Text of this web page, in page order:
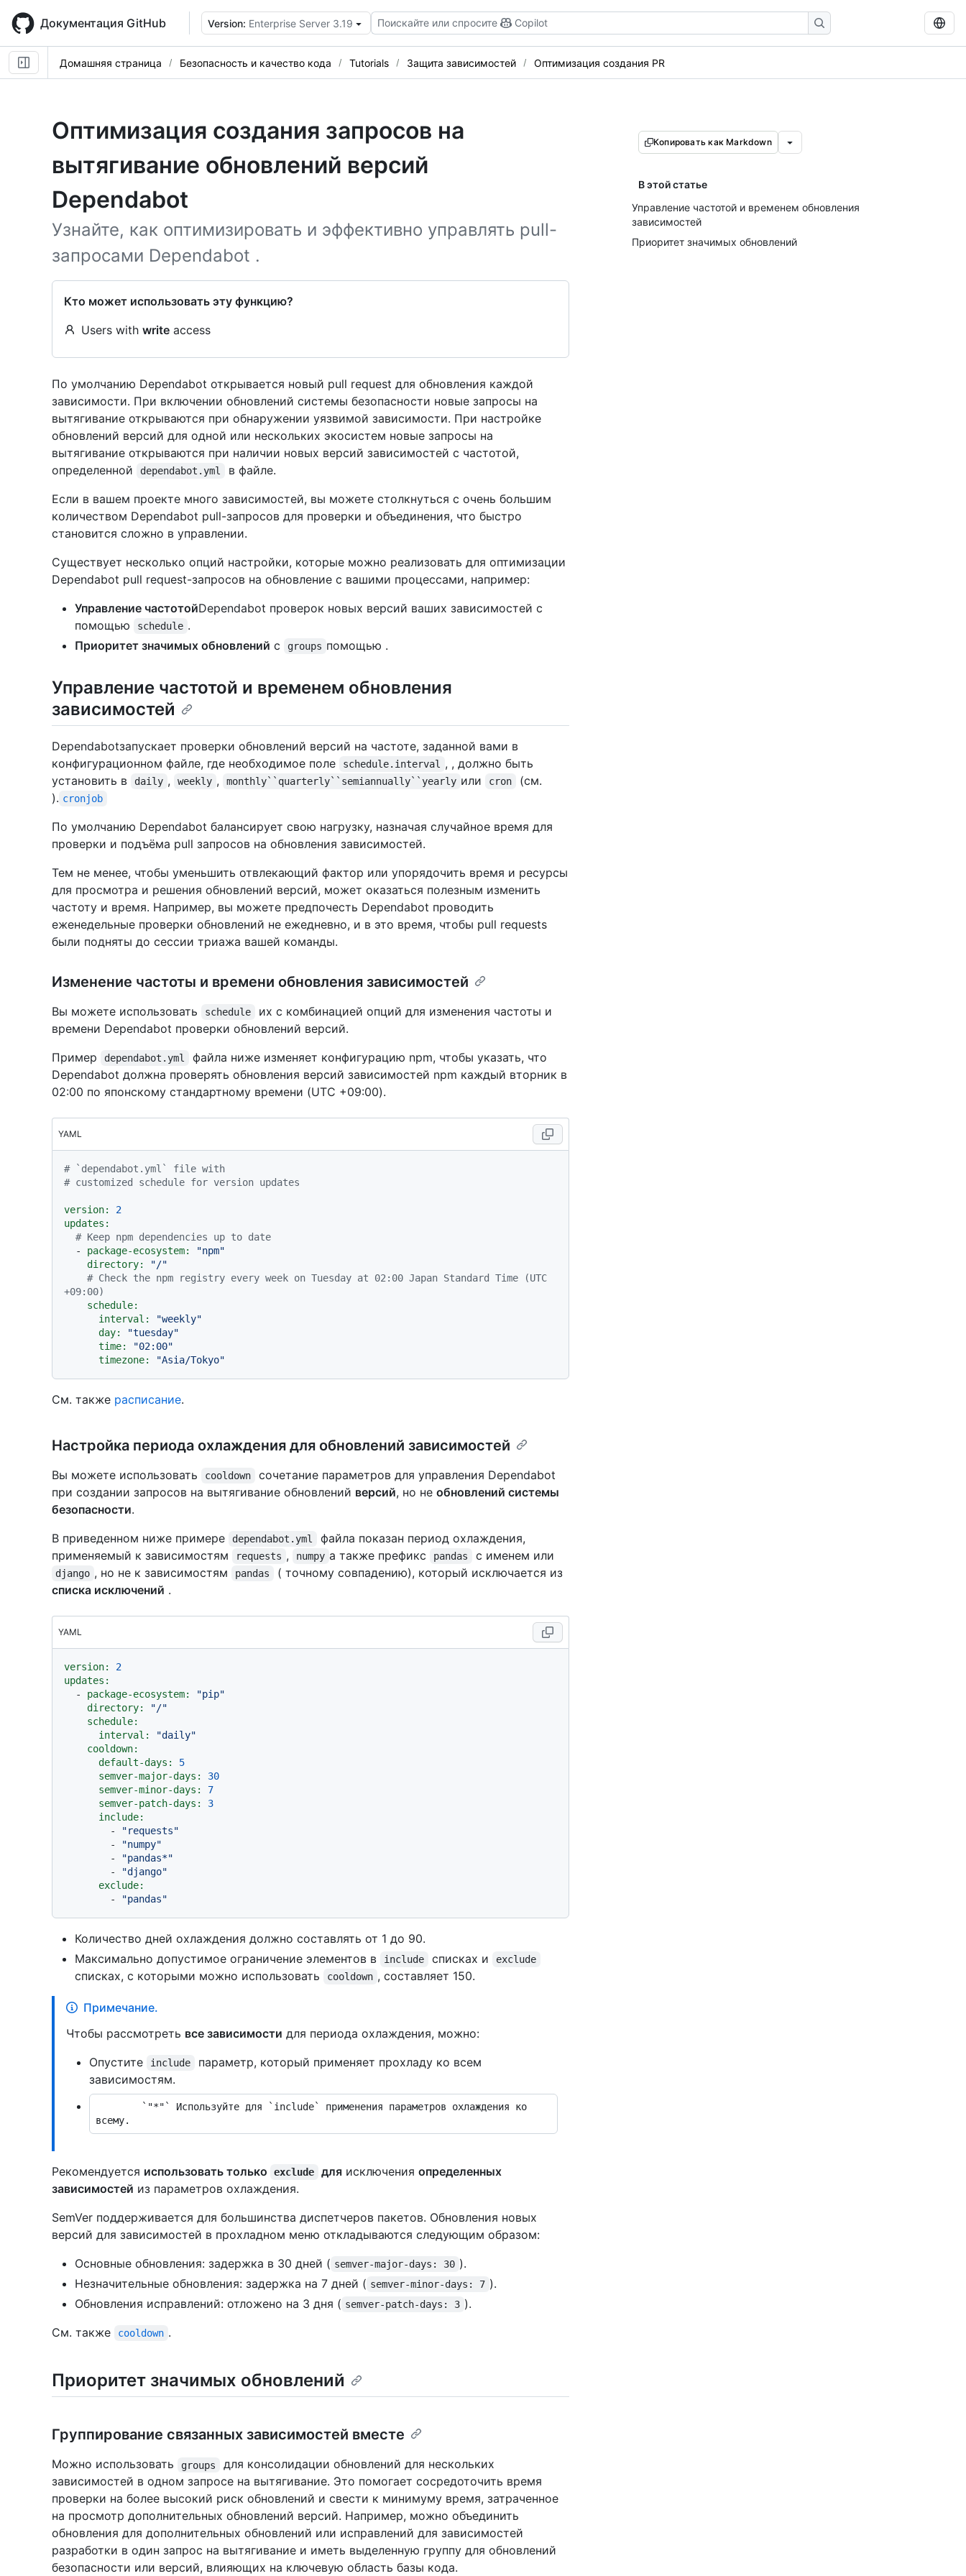
main
content
Документация GitHub Version: Enterprise Server 3.19 Поискайте или спросите Copilot
Домашняя страница Безопасность и качество кода Tutorials Защита зависимостей Оптимизация создания PR
Оптимизация создания запросов на
вытягивание обновлений версий
Dependabot
Узнайте, как оптимизировать и эффективно управлять pull-
запросами Dependabot .
Кто может использовать эту функцию?
Users with write access
Копировать как Markdown
В этой статье
Управление частотой и временем обновления
зависимостей
Приоритет значимых обновлений
По умолчанию Dependabot открывается новый pull request для обновления каждой
зависимости. При включении обновлений системы безопасности новые запросы на
вытягивание открываются при обнаружении уязвимой зависимости. При настройке
обновлений версий для одной или нескольких экосистем новые запросы на
вытягивание открываются при наличии новых версий зависимостей с частотой,
определенной
dependabot.yml
в файле.
Если в вашем проекте много зависимостей, вы можете столкнуться с очень большим
количеством Dependabot pull-запросов для проверки и объединения, что быстро
становится сложно в управлении.
Существует несколько опций настройки, которые можно реализовать для оптимизации
Dependabot pull request-запросов на обновление с вашими процессами, например:
Управление частотойDependabot проверок новых версий ваших зависимостей с
помощью
schedule .
Приоритет значимых обновлений с groups помощью .
Управление частотой и временем обновления
зависимостей
Dependabotзапускает проверки обновлений версий на частоте, заданной вами в
конфигурационном файле, где необходимое поле
schedule.interval
, , должно быть
установить в
daily , weekly , monthly``quarterly``semiannually``yearly или cron
(см.
). cronjob
По умолчанию Dependabot балансирует свою нагрузку, назначая случайное время для
проверки и подъёма pull запросов на обновления зависимостей.
Тем не менее, чтобы уменьшить отвлекающий фактор или упорядочить время и ресурсы
для просмотра и решения обновлений версий, может оказаться полезным изменить
частоту и время. Например, вы можете предпочесть Dependabot проводить
еженедельные проверки обновлений не ежедневно, и в это время, чтобы pull requests
были подняты до сессии триажа вашей команды.
Изменение частоты и времени обновления зависимостей
Вы можете использовать schedule
их с комбинацией опций для изменения частоты и
времени Dependabot проверки обновлений версий.
Пример
dependabot.yml
файла ниже изменяет конфигурацию npm, чтобы указать, что
Dependabot должна проверять обновления версий зависимостей npm каждый вторник в
02:00 по японскому стандартному времени (UTC +09:00).
YAML
# `dependabot.yml` file with
# customized schedule for version updates
version:
2
updates:
# Keep npm dependencies up to date
-
package-ecosystem:
"npm"
directory:
"/"
# Check the npm registry every week on Tuesday at 02:00 Japan Standard Time (UTC
+09:00)
schedule:
interval:
"weekly"
day:
"tuesday"
time:
"02:00"
timezone:
"Asia/Tokyo"
См. также расписание.
Настройка периода охлаждения для обновлений зависимостей
Вы можете использовать cooldown
сочетание параметров для управления Dependabot
при создании запросов на вытягивание обновлений версий, но не обновлений системы
безопасности.
В приведенном ниже примере
dependabot.yml
файла показан период охлаждения,
применяемый к зависимостям
requests , numpy а также префикс pandas с именем или
django , но не к зависимостям pandas
( точному совпадению), который исключается из
списка исключений .
YAML
version:
2
updates:
-
package-ecosystem:
"pip"
directory:
"/"
schedule:
interval:
"daily"
cooldown:
default-days:
5
semver-major-days:
30
semver-minor-days:
7
semver-patch-days:
3
include:
-
"requests"
-
"numpy"
-
"pandas*"
-
"django"
exclude:
-
"pandas"
Количество дней охлаждения должно составлять от 1 до 90.
Максимально допустимое ограничение элементов в
include списках и exclude
списках, с которыми можно использовать cooldown , составляет 150.
Примечание.
Чтобы рассмотреть все зависимости для периода охлаждения, можно:
Опустите
include
параметр, который применяет прохладу ко всем
зависимостям.
Рекомендуется использовать только exclude дляисключения определенных
зависимостей из параметров охлаждения.
SemVer поддерживается для большинства диспетчеров пакетов. Обновления новых
версий для зависимостей в прохладном меню откладываются следующим образом:
Основные обновления: задержка в 30 дней ( semver-major-days: 30 ).
Незначительные обновления: задержка на 7 дней ( semver-minor-days: 7 ).
Обновления исправлений: отложено на 3 дня ( semver-patch-days: 3 ).
См. также
cooldown .
Приоритет значимых обновлений
Группирование связанных зависимостей вместе
Можно использовать groups
для консолидации обновлений для нескольких
зависимостей в одном запросе на вытягивание. Это помогает сосредоточить время
проверки на более высокий риск обновлений и свести к минимуму время, затраченное
на просмотр дополнительных обновлений версий. Например, можно объединить
обновления для дополнительных обновлений или исправлений для зависимостей
разработки в один запрос на вытягивание и иметь выделенную группу для обновлений
безопасности или версий, влияющих на ключевую область базы кода.